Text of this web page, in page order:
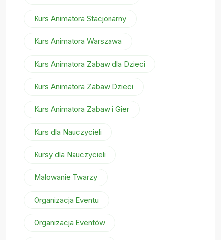
Kurs Animatora Stacjonarny
Kurs Animatora Warszawa
Kurs Animatora Zabaw dla Dzieci
Kurs Animatora Zabaw Dzieci
Kurs Animatora Zabaw i Gier
Kurs dla Nauczycieli
Kursy dla Nauczycieli
Malowanie Twarzy
Organizacja Eventu
Organizacja Eventów